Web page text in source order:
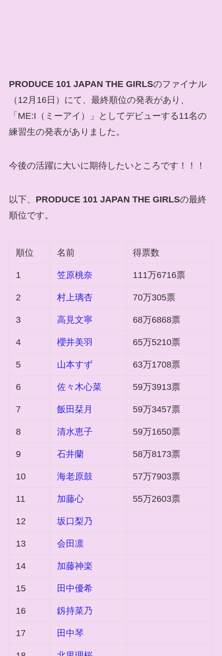
PRODUCE 101 JAPAN THE GIRLSのファイナル
（12月16日）にて、最終順位の発表があり、
「ME:I（ミーアイ）」としてデビューする11名の
練習生の発表がありました。
今後の活躍に大いに期待したいところです！！！
以下、 PRODUCE 101 JAPAN THE GIRLSの最終
順位です。
順位 名前 得票数
1 笠原桃奈 111万6716票
2 村上璃杏 70万305票
3 高見文寧 68万6868票
4 櫻井美羽 65万5210票
5 山本すず 63万1708票
6 佐々木心菜 59万3913票
7 飯田栞月 59万3457票
8 清水恵子 59万1650票
9 石井蘭 58万8173票
10 海老原鼓 57万7903票
11 加藤心 55万2603票
12 坂口梨乃
13 会田凛
14 加藤神楽
15 田中優希
16 釼持菜乃
17 田中琴